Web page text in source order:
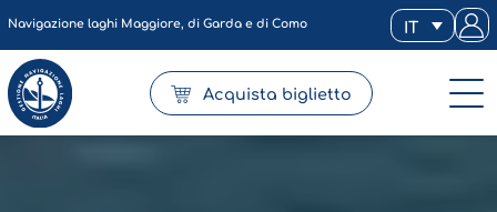
Navigazione laghi Maggiore, di Garda e di Como IT
Acquista biglietto